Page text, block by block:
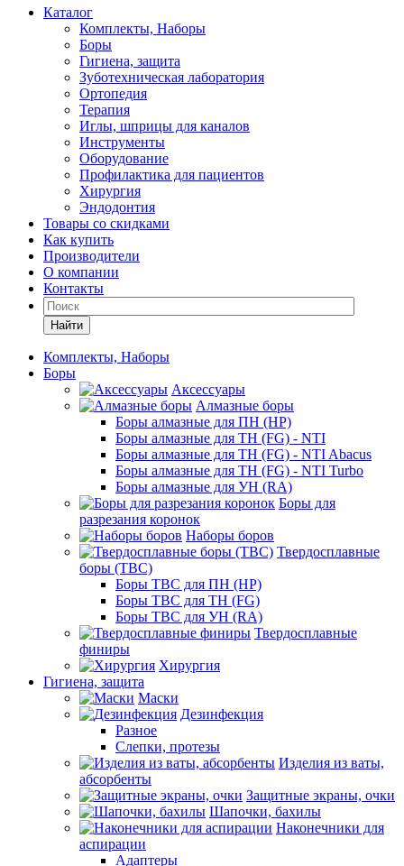
Каталог
Комплекты, Наборы
Боры
Гигиена, защита
Зуботехническая лаборатория
Ортопедия
Терапия
Иглы, шприцы для каналов
Инструменты
Оборудование
Профилактика для пациентов
Хирургия
Эндодонтия
Товары со скидками
Как купить
Производители
О компании
Контакты
Найти
Комплекты, Наборы
Боры
Аксессуары
Алмазные боры
Боры алмазные для ПН (HP)
Боры алмазные для ТН (FG) - NTI
Боры алмазные для ТН (FG) - NTI Abacus
Боры алмазные для ТН (FG) - NTI Turbo
Боры алмазные для УН (RA)
Боры для
разрезания коронок
Наборы боров
Твердосплавные
боры (ТВС)
Боры ТВС для ПН (HP)
Боры ТВС для ТН (FG)
Боры ТВС для УН (RA)
Твердосплавные
финиры
Хирургия
Гигиена, защита
Маски
Дезинфекция
Разное
Слепки, протезы
Изделия из ваты,
абсорбенты
Защитные экраны, очки
Шапочки, бахилы
Наконечники для
аспирации
Адаптеры